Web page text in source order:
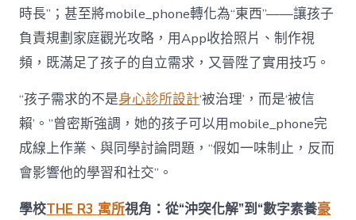
時長”；甚至將mobile_phone轉化為“東西”——讓孩子
負責規劃家庭觀光攻略，用App收拾照片、制作視
頻，既滿足了孩子的自立需求，又晉陞了實用技巧。
“孩子需求的不是身心診所設計‘被治理’，而是‘被信
賴’。”曾密斯強調，她的孩子可以用mobile_phone完
成線上作業、與同學討論問題，“假如一味制止，反而
會影響他的學習和社交”。
學校THE R3 寓所視角：從“沖突化解”到“數字素養豪